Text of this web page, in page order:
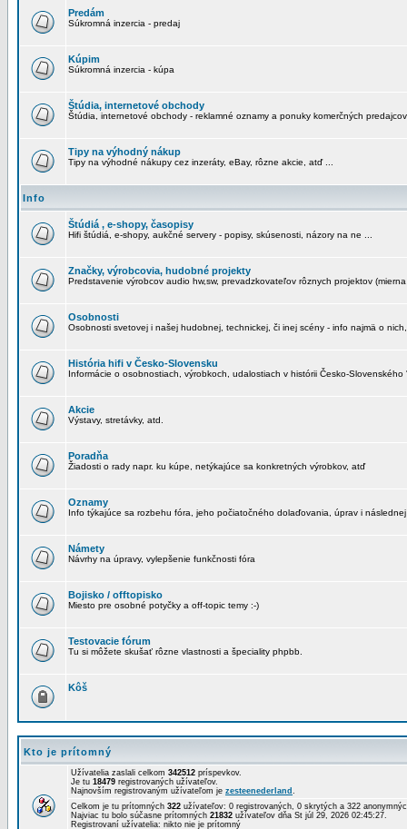
Predám
Súkromná inzercia - predaj
Kúpim
Súkromná inzercia - kúpa
Štúdia, internetové obchody
Štúdia, internetové obchody - reklamné oznamy a ponuky komerčných predajcov
Tipy na výhodný nákup
Tipy na výhodné nákupy cez inzeráty, eBay, rôzne akcie, atď ...
Info
Štúdiá , e-shopy, časopisy
Hifi štúdiá, e-shopy, aukčné servery - popisy, skúsenosti, názory na ne ...
Značky, výrobcovia, hudobné projekty
Predstavenie výrobcov audio hw,sw, prevadzkovateľov rôznych projektov
Osobnosti
Osobnosti svetovej i našej hudobnej, technickej, či inej scény - info najmä o
História hifi v Česko-Slovensku
Informácie o osobnostiach, výrobkoch, udalostiach v histórii Česko-Slovenského
Akcie
Výstavy, stretávky, atd.
Poradňa
Žiadosti o rady napr. ku kúpe, netýkajúce sa konkretných výrobkov, atď
Oznamy
Info týkajúce sa rozbehu fóra, jeho počiatočného dolaďovania, úprav i
Námety
Návrhy na úpravy, vylepšenie funkčnosti fóra
Bojisko / offtopisko
Miesto pre osobné potyčky a off-topic temy :-)
Testovacie fórum
Tu si môžete skušať rôzne vlastnosti a špeciality phpbb.
Kôš
Kto je prítomný
Užívatelia zaslali celkom 342512 príspevkov.
Je tu 18479 registrovaných užívateľov.
Najnovším registrovaným užívateľom je zesteenederland .
Celkom je tu prítomných 322 užívateľov: 0 registrovaných, 0 skrytých a 322
Najviac tu bolo súčasne prítomných 21832 užívateľov dňa St júl 29, 2026 02:45:27.
Registrovaní užívatelia: nikto nie je prítomný